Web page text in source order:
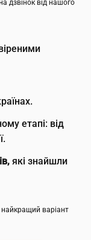
дзвінок від нашого
етапі: від
які знайшли
варіант